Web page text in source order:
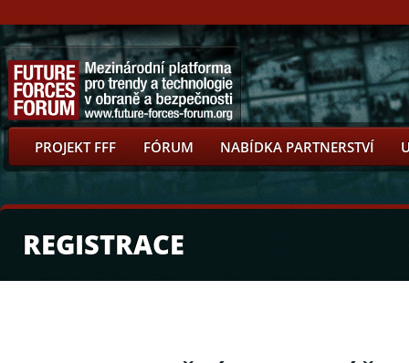
PROJEKT FFF FÓRUM NABÍDKA PARTNERSTVÍ
REGISTRACE